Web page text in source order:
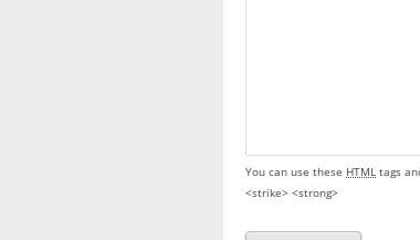
You can use these HTML tags
<strike> <strong>